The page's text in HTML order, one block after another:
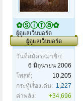
✿ⓈⓘⓉⓐ✿
ผู้ดูแลเว็บบอร์ด
ผู้ดูแลเว็บบอร์ด
วันที่สมัครสมาชิก:
6 มิถุนายน 2006
โพสต์:
10,205
กระทู้เรื่องเด่น: 1,227
ค่าพลัง:
+34,696